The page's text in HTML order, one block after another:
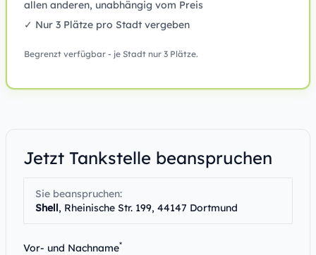
allen anderen, unabhängig vom Preis
✓ Nur 3 Plätze pro Stadt vergeben
Begrenzt verfügbar - je Stadt nur 3 Plätze.
Jetzt Tankstelle beanspruchen
Sie beanspruchen:
Shell, Rheinische Str. 199, 44147 Dortmund
Vor- und Nachname*